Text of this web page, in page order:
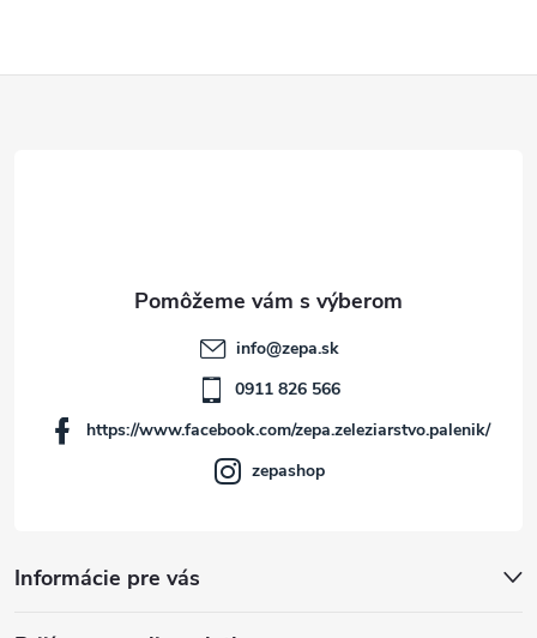
Informácie pre vás
info@zepa.sk
0911 826 566
https://www.facebook.com/zepa.zeleziarstvo.palenik/
zepashop